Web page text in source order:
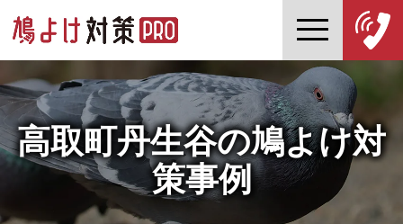
高取町丹生谷の鳩よけ対
策事例